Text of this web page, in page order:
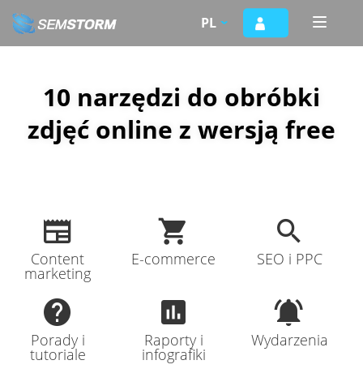
Przejdź
do
treści
Toggle
PL
Content
marketing
E-commerce SEO i PPC
Porady i
tutoriale
Raporty i
infografiki
Wydarzenia
10 narzędzi do obróbki
zdjęć online z wersją free